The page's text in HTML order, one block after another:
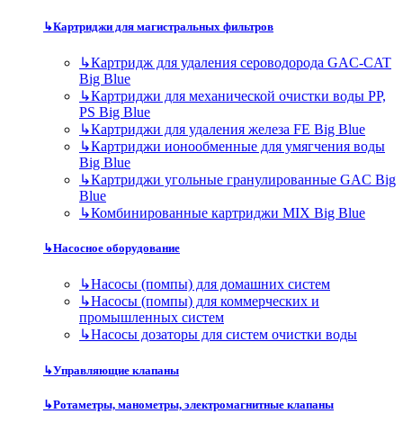
↳Картриджи для магистральных фильтров
↳Картридж для удаления сероводорода GAC-CAT
Big Blue
↳Картриджи для механической очистки воды PP,
PS Big Blue
↳Картриджи для удаления железа FE Big Blue
↳Картриджи ионообменные для умягчения воды
Big Blue
↳Картриджи угольные гранулированные GAC Big
Blue
↳Комбинированные картриджи MIX Big Blue
↳Насосное оборудование
↳Насосы (помпы) для домашних систем
↳Насосы (помпы) для коммерческих и
промышленных систем
↳Насосы дозаторы для систем очистки воды
↳Управляющие клапаны
↳Ротаметры, манометры, электромагнитные клапаны